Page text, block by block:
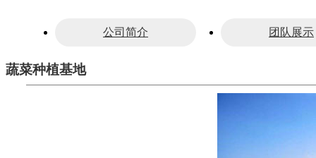
公司简介 团队展示
蔬菜种植基地